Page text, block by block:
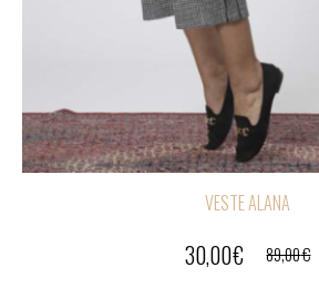
VESTE ALANA
30,00€ 89,00€